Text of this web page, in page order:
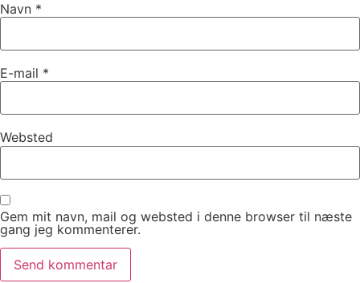
Navn *
E-mail *
Websted
Gem mit navn, mail og websted i denne browser til næste
gang jeg kommenterer.